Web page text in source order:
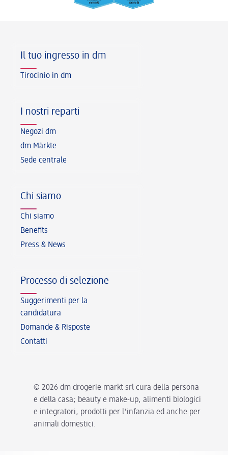
© 2026 dm drogerie markt srl cura della persona
e della casa; beauty e make-up, alimenti biologici
e integratori, prodotti per l'infanzia ed anche per
animali domestici.
Il tuo ingresso in dm
Tirocinio in dm
I nostri reparti
Negozi dm
dm Märkte
Sede centrale
Chi siamo
Chi siamo
Benefits
Press & News
Processo di selezione
Suggerimenti per la
candidatura
Domande & Risposte
Contatti